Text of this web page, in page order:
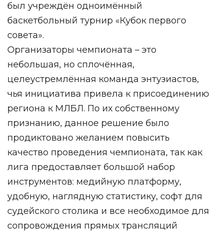
был учреждён одноимённый
баскетбольный турнир «Кубок первого
совета».
Организаторы чемпионата – это
небольшая, но сплочённая,
целеустремлённая команда энтузиастов,
чья инициатива привела к присоединению
региона к МЛБЛ. По их собственному
признанию, данное решение было
продиктовано желанием повысить
качество проведения чемпионата, так как
лига предоставляет большой набор
инструментов: медийную платформу,
удобную, наглядную статистику, софт для
судейского столика и все необходимое для
сопровождения прямых трансляций